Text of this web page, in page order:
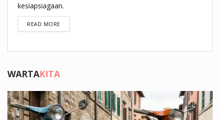
kesiapsiagaan.
READ MOREDETAILS
WARTAKITA